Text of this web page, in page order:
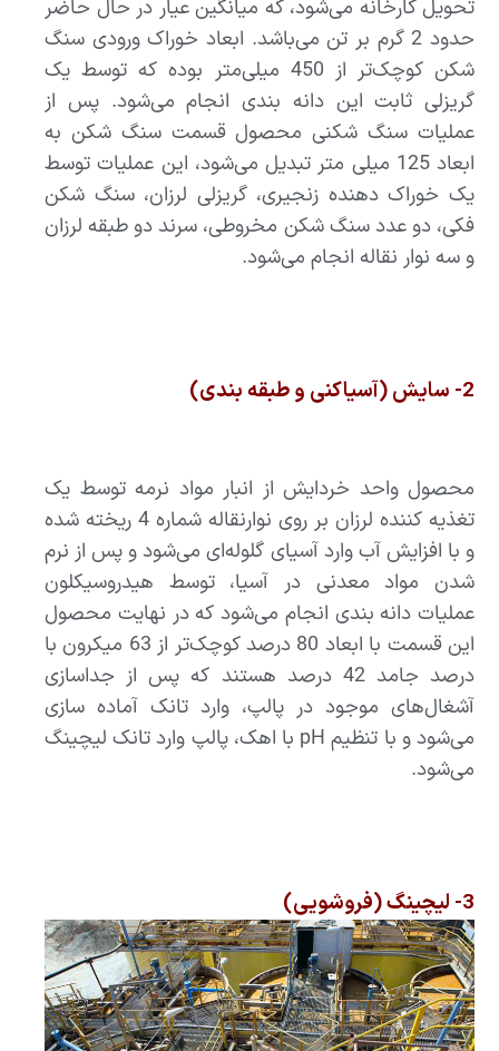
تحویل کارخانه می‌شود، که میانگین عیار در حال حاضر
حدود 2 گرم بر تن می‌باشد. ابعاد خوراک ورودی سنگ
شکن کوچک‌تر از 450 میلی‌متر بوده که توسط یک
گریزلی ثابت این دانه بندی انجام می‌شود. پس از
عملیات سنگ شکنی محصول قسمت سنگ شکن به
ابعاد 125 میلی متر تبدیل می‌شود، این عملیات توسط
یک خوراک دهنده زنجیری، گریزلی لرزان، سنگ شکن
فکی، دو عدد سنگ شکن مخروطی، سرند دو طبقه لرزان
و سه نوار نقاله انجام می‌شود.
2- سایش (آسیاکنی و طبقه بندی)
محصول واحد خردایش از انبار مواد نرمه توسط یک
تغذیه کننده لرزان بر روی نوارنقاله شماره 4 ریخته شده
و با افزایش آب وارد آسیای گلوله‌ای می‌شود و پس از نرم
شدن مواد معدنی در آسیا، توسط هیدروسیکلون
عملیات دانه بندی انجام می‌شود که در نهایت محصول
این قسمت با ابعاد 80 درصد کوچک‌تر از 63 میکرون با
درصد جامد 42 درصد هستند که پس از جداسازی
آشغال‌های موجود در پالپ، وارد تانک آماده سازی
می‌شود و با تنظیم pH با اهک، پالپ وارد تانک لیچینگ
می‌شود.
3- لیچینگ (فروشویی)